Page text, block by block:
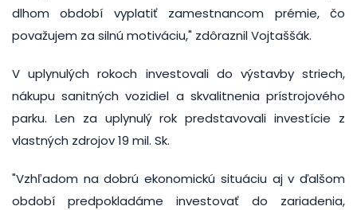
dlhom období vyplatiť zamestnancom prémie, čo
považujem za silnú motiváciu," zdôraznil Vojtaššák.
V uplynulých rokoch investovali do výstavby striech,
nákupu sanitných vozidiel a skvalitnenia prístrojového
parku. Len za uplynulý rok predstavovali investície z
vlastných zdrojov 19 mil. Sk.
"Vzhľadom na dobrú ekonomickú situáciu aj v ďalšom
období predpokladáme investovať do zariadenia,